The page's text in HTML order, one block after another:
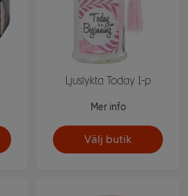
Ljuslykta Today 1-p
Mer info
Välj butik